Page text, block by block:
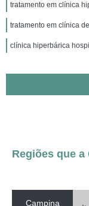
tratamento em clínica
tratamento em clínica
clínica hiperbárica
Regiões que
Campina